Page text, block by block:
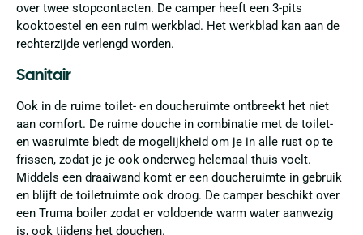
over twee stopcontacten. De camper heeft een 3-pits
kooktoestel en een ruim werkblad. Het werkblad kan aan de
rechterzijde verlengd worden.
Sanitair
Ook in de ruime toilet- en doucheruimte ontbreekt het niet
aan comfort. De ruime douche in combinatie met de toilet-
en wasruimte biedt de mogelijkheid om je in alle rust op te
frissen, zodat je je ook onderweg helemaal thuis voelt.
Middels een draaiwand komt er een doucheruimte in gebruik
en blijft de toiletruimte ook droog. De camper beschikt over
een Truma boiler zodat er voldoende warm water aanwezig
is, ook tijdens het douchen.